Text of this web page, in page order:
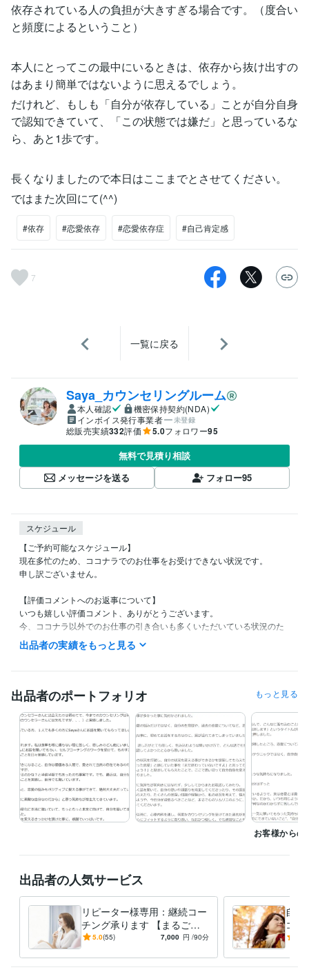
依存されている人の負担が大きすぎる場合です。（度合い
と頻度によるということ）
本人にとってこの最中にいるときは、依存から抜け出すの
はあまり簡単ではないように思えるでしょう。
だけれど、もしも「自分が依存している」ことが自分自身
で認知できていて、「この状態では嫌だ」と思っているな
ら、あと1歩です。
長くなりましたので本日はここまでとさせてください。
ではまた次回にて(^^)
#依存 #恋愛依存 #恋愛依存症 #自己肯定感
7
一覧に戻る
Saya_カウンセリングルーム
本人確認
機密保持契約(NDA)
インボイス発行事業者
未登録
総販売実績332評価 5.0フォロワー95
無料で見積り相談
メッセージを送る
フォロー95
スケジュール
【ご予約可能なスケジュール】
現在多忙のため、ココナラでのお仕事をお受けできない状況です。
申し訳ございません。
【評価コメントへのお返事について】
いつも嬉しい評価コメント、ありがとうございます。
今、ココナラ以外でのお仕事の引き合いも多くいただいている状況のた
め、評価コメントに対するお返事が難しい状況なのですが、いつもとて
もありがたく拝読し、本当に本当に励みになっております(;_;)
某大手メーカー 営業 2005年3月 ~ 2011年9月
某大手アロマテラピースクール インストラクター
2011年10月 ~ 20
13年9月
2013年10月 ~ 2017年6月
外資系IT企業 2017年7月 ~ 2019年3月
フリーランス 2011年10月 ~ 現在
資格・検定
児童指導員任用資格 取得年 : 2020年
認定心理士 取得年 : 2022年
ビジネス・クリエイティブツール
WordPress:1年ペライチ:3年JIMDO:10年
Google スプレッドシート:10年Google スライド:2年
Google ドキュメント:10年PowerPoint:15年Word:20年 STORES:2年
Google Analytics:10年
得意分野
学習指導・資格・キャリア相談 キャリアコーチング、目標達成
出品者の実績をもっと見る
出品者のポートフォリオ もっと見る
お客様からの
出品者の人気サービス
リピーター様専用：継続コー
チング承ります 【まるごと
自分を愛するセルフコーチン
5.0(55) 7,000 円 /90分
自分
コー
コー
❤